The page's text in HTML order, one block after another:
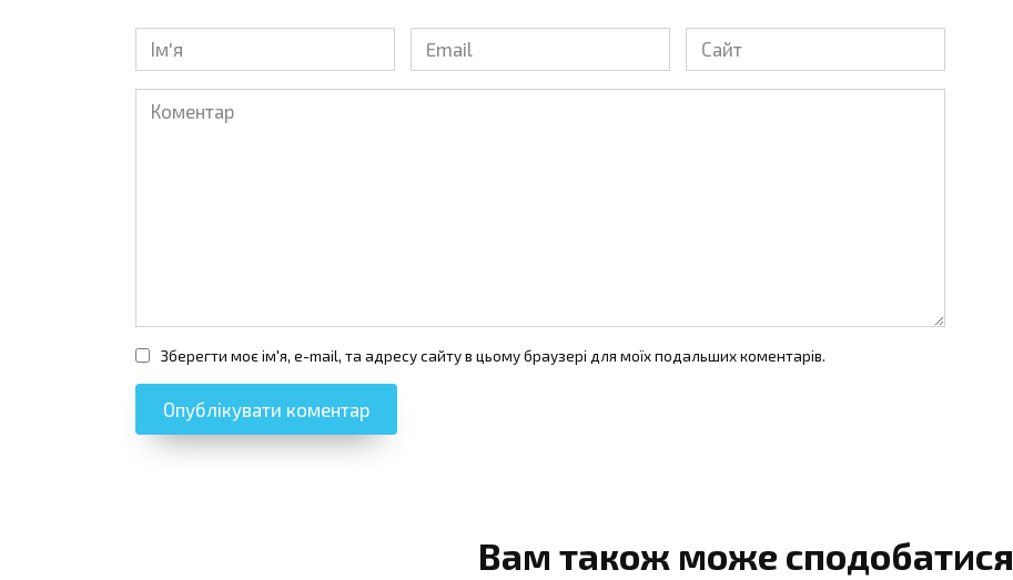
Ім'я
Email
Сайт
Коментар
Зберегти моє ім'я, e-mail, та адресу сайту в цьому браузері для моїх подальших коментарів.
Вам також може сподобатися